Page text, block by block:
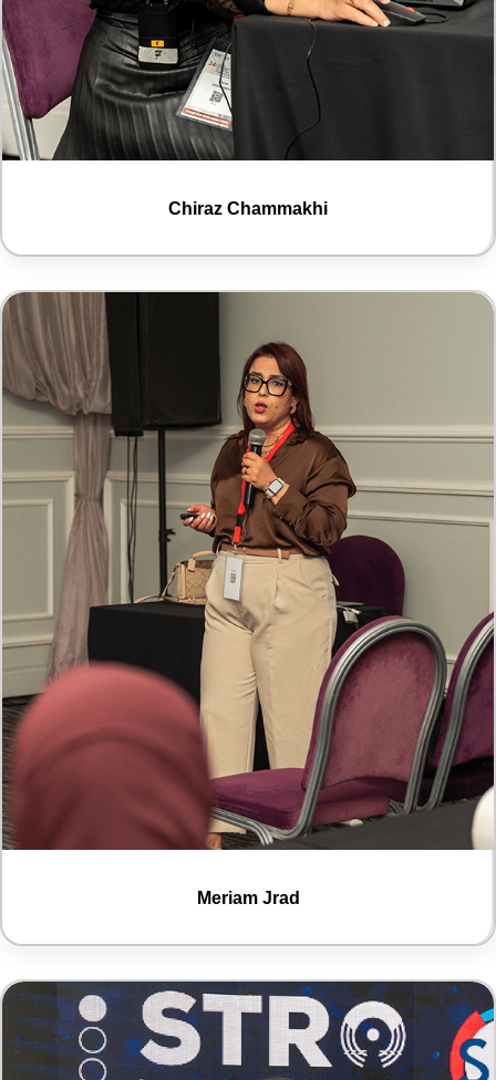
Chiraz Chammakhi
Meriam Jrad